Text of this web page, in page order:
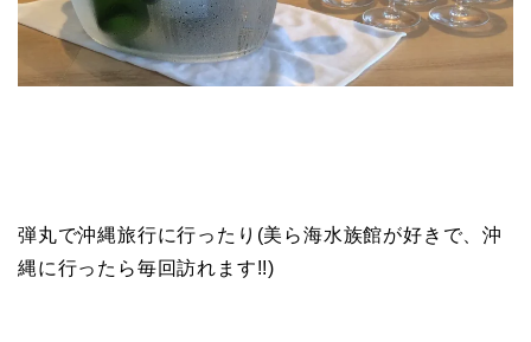
弾丸で沖縄旅行に行ったり(美ら海水族館が好きで、沖
縄に行ったら毎回訪れます!!)